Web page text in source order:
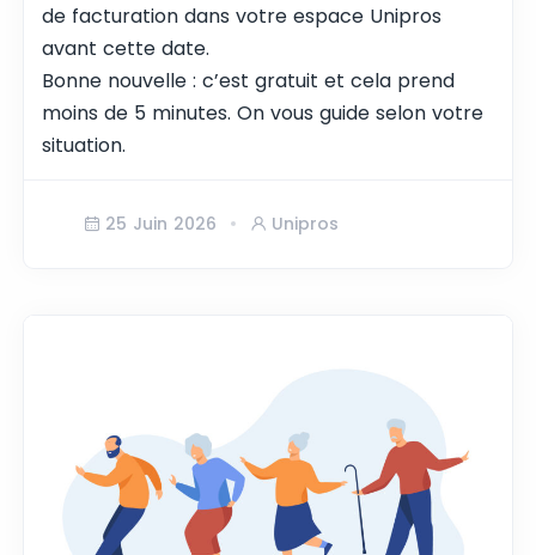
de facturation dans votre espace Unipros
avant cette date.
Bonne nouvelle : c’est gratuit et cela prend
moins de 5 minutes. On vous guide selon votre
situation.
25 Juin 2026 Unipros